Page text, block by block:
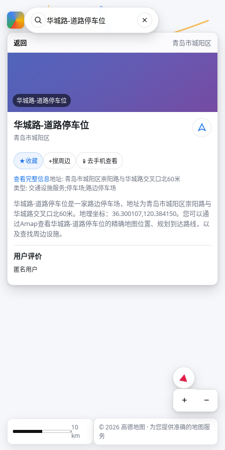
返回 青岛市城阳区
华城路-道路停车位
华城路-道路停车位
青岛市城阳区
★收藏 ⌖搜周边 📱 去手机查看
查看完整信息地址: 青岛市城阳区崇阳路与华城路交叉口北60米
类型: 交通设施服务;停车场;路边停车场
华城路-道路停车位是一家路边停车场，地址为青岛市城阳区崇阳路与
华城路交叉口北60米。地理坐标：36.300107,120.384150。您可以通
过Amap查看华城路-道路停车位的精确地图位置、规划到达路线，以
及查找周边设施。
用户评价
匿名用户
+ −
10
km
© 2026 高德地图 · 为您提供准确的地图服
务